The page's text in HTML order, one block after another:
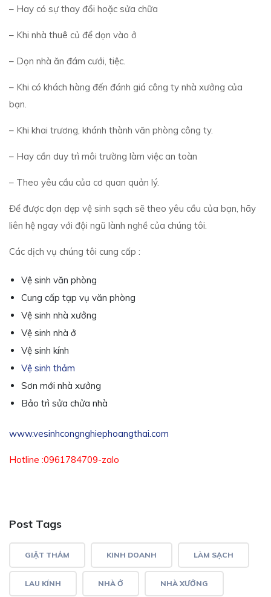
– Hay có sự thay đổi hoặc sửa chữa
– Khi nhà thuê củ để dọn vào ở
– Dọn nhà ăn đám cưới, tiệc.
– Khi có khách hàng đến đánh giá công ty nhà xưởng của
bạn.
– Khi khai trương, khánh thành văn phòng công ty.
– Hay cần duy trì môi trường làm việc an toàn
– Theo yêu cầu của cơ quan quản lý.
Để được dọn dẹp vệ sinh sạch sẽ theo yêu cầu của bạn, hãy
liên hệ ngay với đội ngũ lành nghề của chúng tôi.
Các dịch vụ chúng tôi cung cấp :
Vệ sinh văn phòng
Cung cấp tạp vụ văn phòng
Vệ sinh nhà xưởng
Vệ sinh nhà ở
Vệ sinh kính
Vệ sinh thảm
Sơn mới nhà xưởng
Bảo trì sửa chửa nhà
www.vesinhcongnghiephoangthai.com
Hotline :0961784709-zalo
Post Tags
GIẶT THẢM KINH DOANH LÀM SẠCH
LAU KÍNH NHÀ Ở NHÀ XƯỞNG